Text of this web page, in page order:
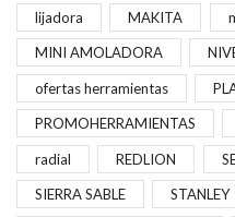
lijadora MAKITA
MINI AMOLADORA
ofertas herramientas
PROMOHERRAMIENTAS
radial REDLION
SIERRA SABLE STANLEY